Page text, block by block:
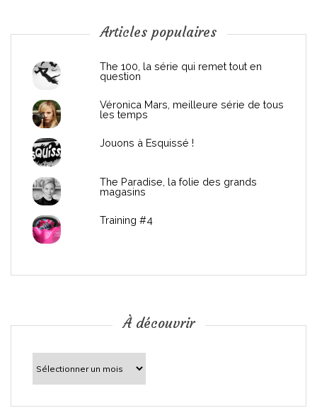
n
c
Articles populaires
The 100, la série qui remet tout en
question
Véronica Mars, meilleure série de tous
les temps
Jouons à Esquissé !
The Paradise, la folie des grands
magasins
Training #4
À découvrir
découvrir